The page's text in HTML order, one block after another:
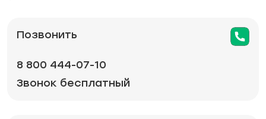
Позвонить
8 800 444-07-10
Звонок бесплатный